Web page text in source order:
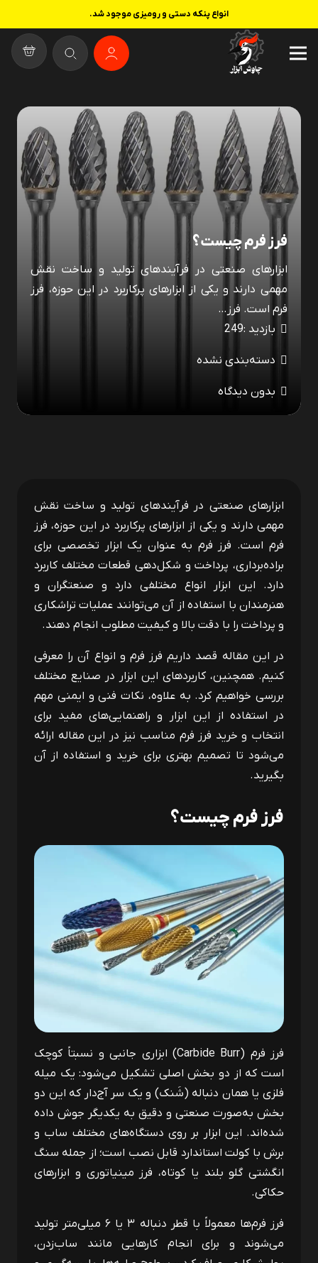
انواع پنکه دستی و رومیزی موجود شد.
فرز فرم چیست؟
ابزارهای صنعتی در فرآیندهای تولید و ساخت نقش
مهمی دارند و یکی از ابزارهای پرکاربرد در این حوزه، فرز
فرم است. فرز…
بازدید :249
دسته‌بندی نشده
بدون دیدگاه
ابزارهای صنعتی در فرآیندهای تولید و ساخت نقش
مهمی دارند و یکی از ابزارهای پرکاربرد در این حوزه، فرز
فرم است. فرز فرم به عنوان یک ابزار تخصصی برای
براده‌برداری، پرداخت و شکل‌دهی قطعات مختلف کاربرد
دارد. این ابزار انواع مختلفی دارد و صنعتگران و
هنرمندان با استفاده از آن می‌توانند عملیات تراشکاری
و پرداخت را با دقت بالا و کیفیت مطلوب انجام دهند.
در این مقاله قصد داریم فرز فرم و انواع آن را معرفی
کنیم. همچنین، کاربردهای این ابزار در صنایع مختلف
بررسی خواهیم کرد. به علاوه، نکات فنی و ایمنی مهم
در استفاده از این ابزار و راهنمایی‌های مفید برای
انتخاب و خرید فرز فرم مناسب نیز در این مقاله ارائه
می‌شود تا تصمیم بهتری برای خرید و استفاده از آن
بگیرید.
فرز فرم چیست؟
فرز فرم (Carbide Burr) ابزاری جانبی و نسبتاً کوچک
است که از دو بخش اصلی تشکیل می‌شود: یک میله
فلزی یا همان دنباله (شَنک) و یک سر آج‌دار که این دو
بخش به‌صورت صنعتی و دقیق به یکدیگر جوش داده
شده‌اند. این ابزار بر روی دستگاه‌های مختلف ساب و
برش با کولت استاندارد قابل نصب است؛ از جمله سنگ
انگشتی گلو بلند یا کوتاه، فرز مینیاتوری و ابزارهای
حکاکی.
فرز فرم‌ها معمولاً با قطر دنباله ۳ یا ۶ میلی‌متر تولید
می‌شوند و برای انجام کارهایی مانند ساب‌زدن،